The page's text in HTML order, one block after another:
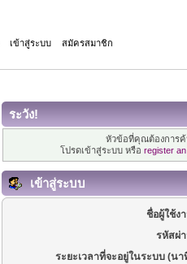
เข้าสู่ระบบ สมัครสมาชิก
ระวัง!
หัวข้อที่คุณต้องการ
โปรดเข้าสู่ระบบ หรือ register
เข้าสู่ระบบ
ชื่อผู้ใช้ง
รหัสผ่
ระยะเวลาที่จะอยู่ในระบบ (นา